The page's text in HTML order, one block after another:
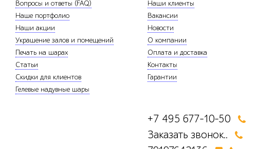
Вопросы и ответы (FAQ)
Наше портфолио
Наши акции
Украшение залов и помещений
Печать на шарах
Статьи
Скидки для клиентов
Гелевые надувные шары
Наши клиенты
Вакансии
Новости
О компании
Оплата и доставка
Контакты
Гарантии
+7 495 677-10-50
Заказать звонок..